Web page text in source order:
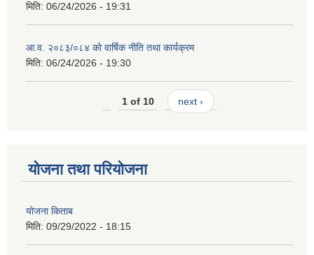
मिति: 06/24/2026 - 19:31
आ.व. २०८३/०८४ को वार्षिक नीति तथा कार्यक्रम
मिति: 06/24/2026 - 19:30
1 of 10 next ›
योजना तथा परियोजना
योजना किताब
मिति: 09/29/2022 - 18:15